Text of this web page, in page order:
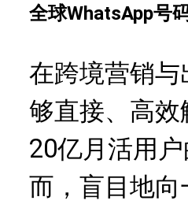
全球WhatsApp号
在跨境营销
够直接、高
20亿月活用
而，盲目地